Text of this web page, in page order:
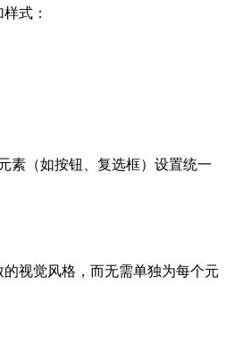
式：
素（如按钮、复选框）设置统一
视觉风格，而无需单独为每个元